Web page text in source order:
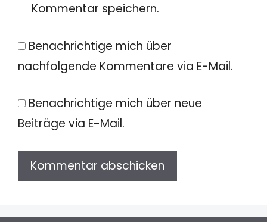
Kommentar speichern.
Benachrichtige mich über
nachfolgende Kommentare via E-Mail.
Benachrichtige mich über neue
Beiträge via E-Mail.